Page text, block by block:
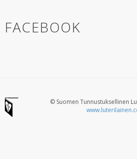
FACEBOOK
© Suomen Tunnustuksellinen